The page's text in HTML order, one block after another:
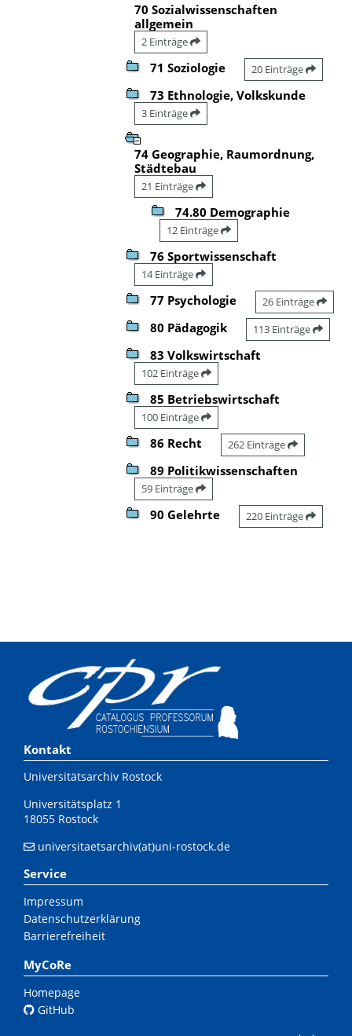
70 Sozialwissenschaften
allgemein
2 Einträge
71 Soziologie 20 Einträge
73 Ethnologie, Volkskunde
3 Einträge
74 Geographie, Raumordnung,
Städtebau
21 Einträge
74.80 Demographie
12 Einträge
76 Sportwissenschaft
14 Einträge
77 Psychologie 26 Einträge
80 Pädagogik 113 Einträge
83 Volkswirtschaft
102 Einträge
85 Betriebswirtschaft
100 Einträge
86 Recht 262 Einträge
89 Politikwissenschaften
59 Einträge
90 Gelehrte 220 Einträge
Kontakt
Universitätsarchiv Rostock
Universitätsplatz 1
18055 Rostock
universitaetsarchiv(at)uni-rostock.de
Service
Impressum
Datenschutzerklärung
Barrierefreiheit
MyCoRe
Homepage
GitHub